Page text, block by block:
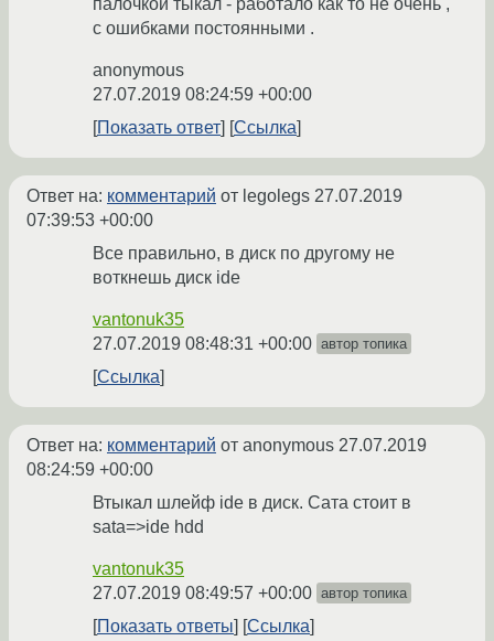
палочкой тыкал - работало как то не очень ,
с ошибками постоянными .
anonymous
27.07.2019 08:24:59 +00:00
Показать ответ
Ссылка
Ответ на: комментарий от legolegs 27.07.2019
07:39:53 +00:00
Все правильно, в диск по другому не
воткнешь диск ide
vantonuk35
27.07.2019 08:48:31 +00:00 автор топика
Ссылка
Ответ на: комментарий от anonymous 27.07.2019
08:24:59 +00:00
Втыкал шлейф ide в диск. Сата стоит в
sata=>ide hdd
vantonuk35
27.07.2019 08:49:57 +00:00 автор топика
Показать ответы Ссылка